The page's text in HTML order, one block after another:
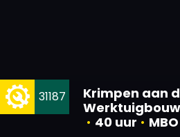
Krimpen aan
Werktuigbouw
• 40 uur • MBO
31187